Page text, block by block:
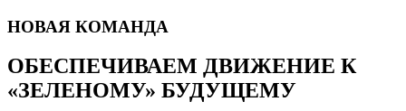
НОВАЯ КОМАНДА
ОБЕСПЕЧИВАЕМ ДВИЖЕНИЕ К
«ЗЕЛЕНОМУ» БУДУЩЕМУ